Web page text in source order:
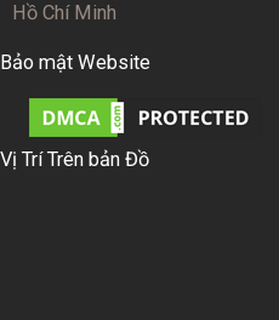
Hồ Chí Minh
Bảo mật Website
Vị Trí Trên bản Đồ